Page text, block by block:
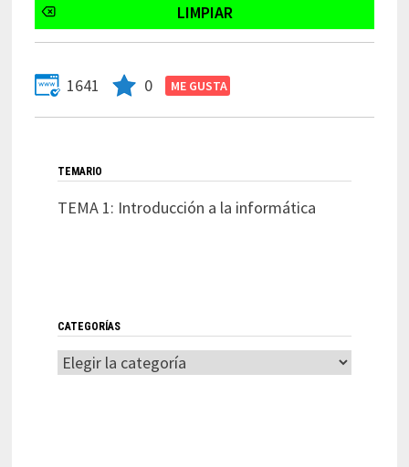
1641 0
TEMARIO
TEMA 1: Introducción a la informática
CATEGORÍAS
Categorías